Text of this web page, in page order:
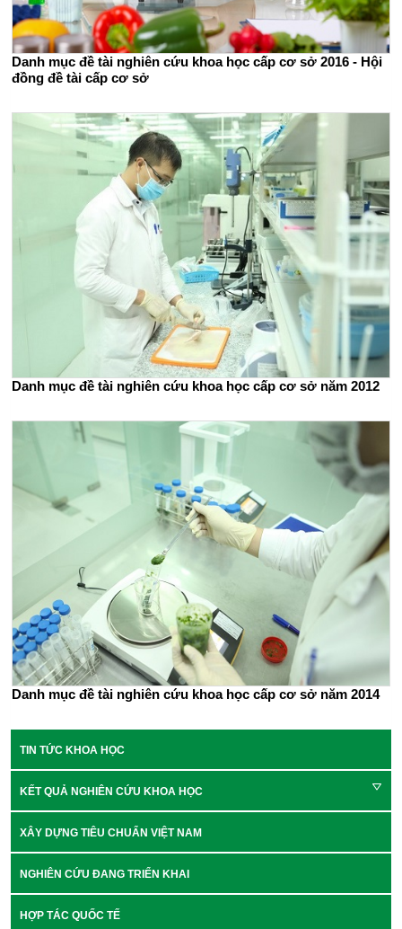
Danh mục đề tài nghiên cứu khoa học cấp cơ sở 2016 - Hội
đồng đề tài cấp cơ sở
Danh mục đề tài nghiên cứu khoa học cấp cơ sở năm 2012
Danh mục đề tài nghiên cứu khoa học cấp cơ sở năm 2014
TIN TỨC KHOA HỌC
KẾT QUẢ NGHIÊN CỨU KHOA HỌC
XÂY DỰNG TIÊU CHUẨN VIỆT NAM
NGHIÊN CỨU ĐANG TRIỂN KHAI
HỢP TÁC QUỐC TẾ